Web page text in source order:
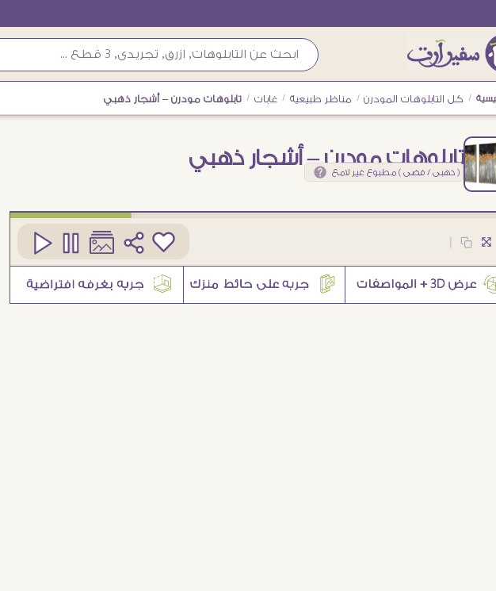
/ كل التابلوهات المودرن / مناظر طبيعية / غابات / تابلوهات مودرن – أشجار ذهبي
تابلوهات مودرن – أشجار ذهبي
( ذهبى / فضى ) مطبوع غير لامع
8